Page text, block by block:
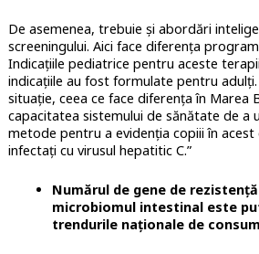
De asemenea, trebuie și abordări
screeningului. Aici face diferența
Indicațiile pediatrice pentru aceste
indicațiile au fost formulate pentru
situație, ceea ce face diferența în Marea
capacitatea sistemului de sănătate de a
metode pentru a evidenția copiii în acest
infectați cu virusul hepatitic C.”
Numărul de gene de
microbiomul intestinal este
trendurile naționale de consum